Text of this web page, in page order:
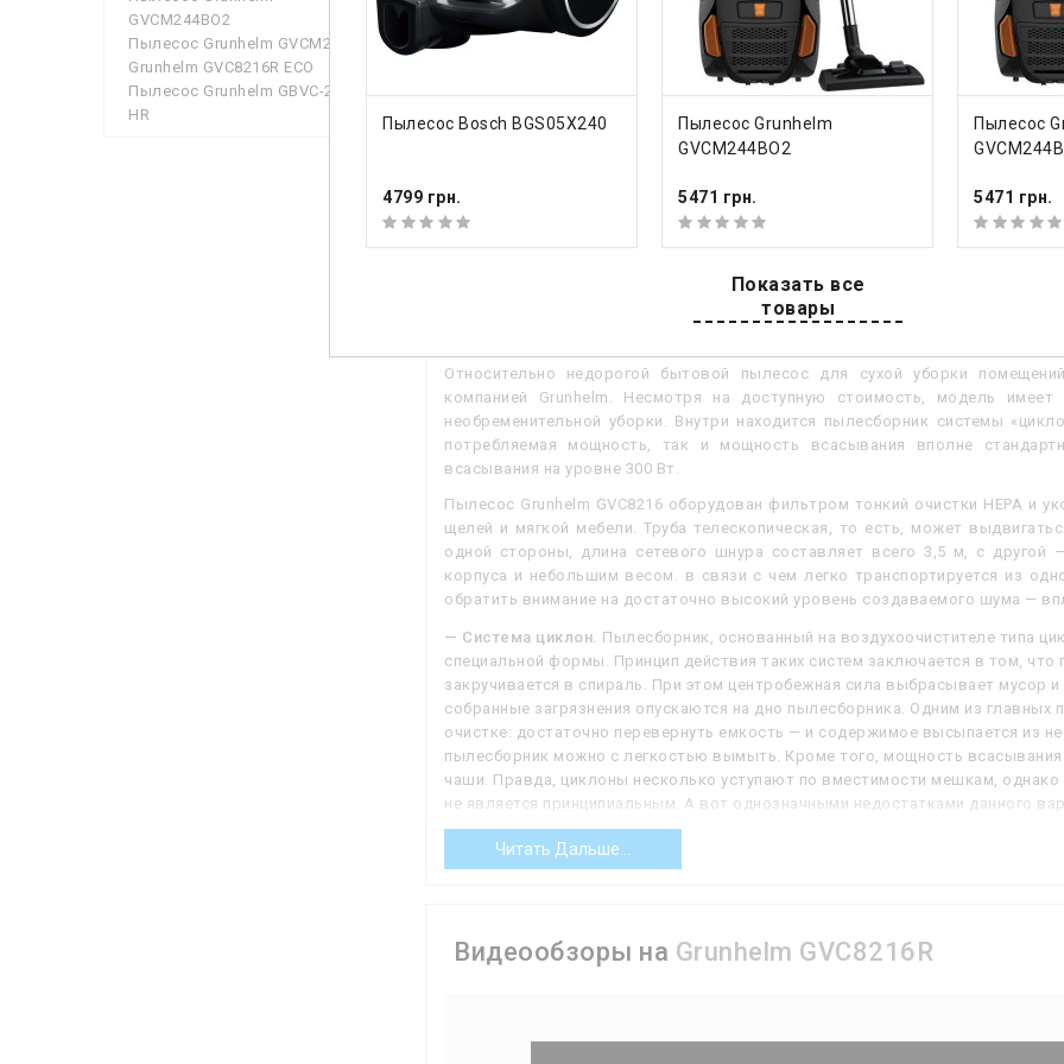
КУПИТЬ
Пылесос Bosch BGS05X240
4799 грн.
КУПИТЬ
Пылесос Grunhelm
GVCM244BO2
5471 грн.
Пылесос
5471 грн.
Показать все
товары
GVCM244BO2
Пылесос Grunhelm GVCM244BB
Grunhelm GVC8216R ECO
Пылесос Grunhelm GBVC-2202
HR
Пылесборник
Тип обычный
Посмотреть все характеристики
Относительно недорогой бытовой пылесос для сухой уборки
компанией Grunhelm. Несмотря на доступную стоимость, модель
необременительной уборки. Внутри находится пылесборник системы
потребляемая мощность, так и мощность всасывания вполне
всасывания на уровне 300 Вт.
Пылесос Grunhelm GVC8216 оборудован фильтром тонкий очистки НЕРА и
щелей и мягкой мебели. Труба телескопическая, то есть, может
одной стороны, длина сетевого шнура составляет всего 3,5 м, с другой
корпуса и небольшим весом. в связи с чем легко транспортируется из
обратить внимание на достаточно высокий уровень создаваемого шума —
— Система циклон. Пылесборник, основанный на воздухоочистителе типа
специальной формы. Принцип действия таких систем заключается в том,
закручивается в спираль. При этом центробежная сила выбрасывает мусор
собранные загрязнения опускаются на дно пылесборника. Одним из главных
очистке: достаточно перевернуть емкость — и содержимое высыпается из
пылесборник можно с легкостью вымыть. Кроме того, мощность всасывания
чаши. Правда, циклоны несколько уступают по вместимости мешкам,
не является принципиальным. А вот однозначными недостатками данного
тех же мешков; более низкая мощность всасывания при той же мощности
эффективность улавливания мелкой пыли. В свете последнего «циклоны»
которые тоже периодически требуют очистки. Также стоит иметь в виду,
засорению фильтров.
Читать Дальше...
Видеообзоры на Grunhelm GVC8216R